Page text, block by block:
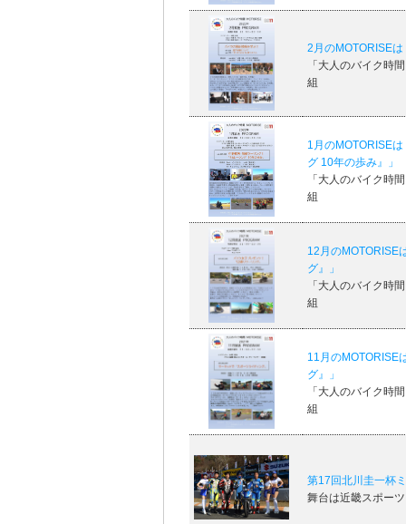
2月のMOTORISE
「大人のバイク時
組
1月のMOTORISE
グ 10年の歩み』
「大人のバイク時
組
12月のMOTORISE
グ』」
「大人のバイク時
組
11月のMOTORISE
グ』」
「大人のバイク時
組
第17回北川圭一杯
舞台は近畿スポー